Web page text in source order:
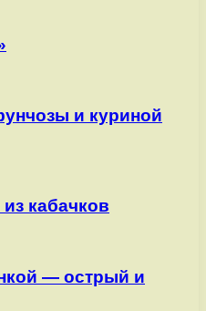
и куриной
кабачков
— острый и